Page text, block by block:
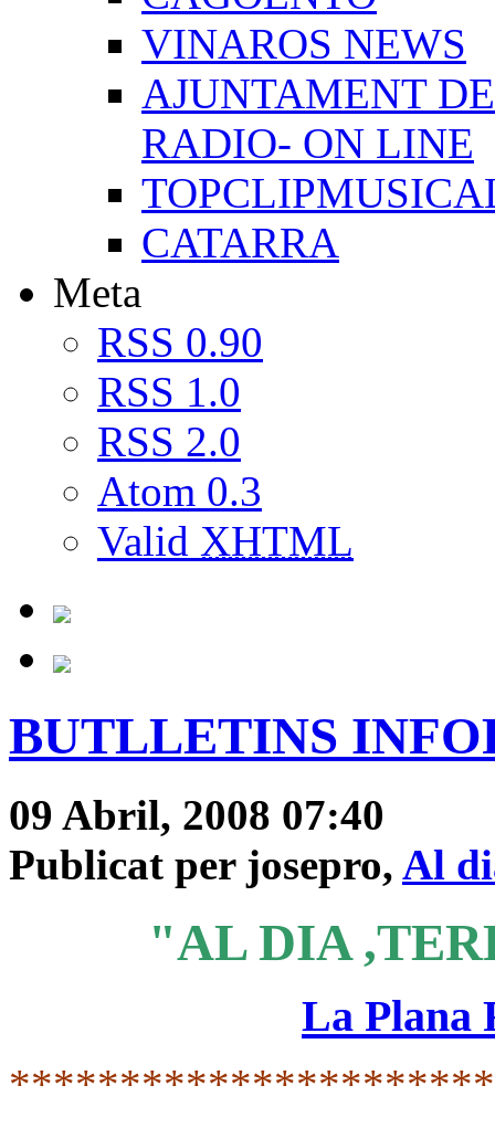
VINAROS NEWS
AJUNTAMENT
RADIO- ON LINE
CATARRA
Meta
RSS 0.90
RSS 1.0
RSS 2.0
Atom 0.3
Valid XHTML
BUTLLETINS
09 Abril, 2008 07:40
Publicat per josepro, Al
"AL DIA
La Plana